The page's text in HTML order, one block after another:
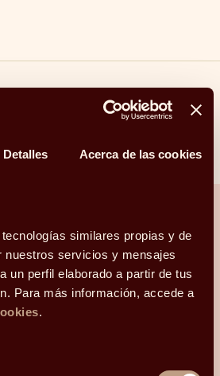
Detalles Acerca de las cookies
similares propias y de
nuestros servicios y mensajes
un perfil elaborado a partir de tus
Para más información, accede a
.
X Whatsapp Telegram Email
orientarte con